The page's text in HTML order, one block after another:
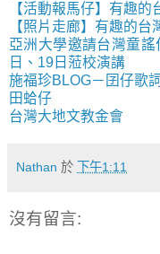
【活動報馬仔】有趣
【照片走廊】有趣的
亞洲大學邀請台灣童
日、19日蒞校演講
施福珍BLOG－囝仔歌
田蛤仔
台灣大地文教金會
Nathan 於 下午1:11
沒有留言: